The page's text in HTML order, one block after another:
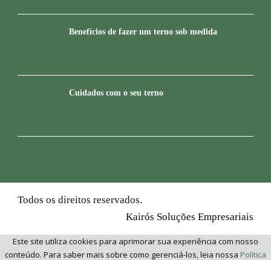
Benefícios de fazer um terno sob medida
Cuidados com o seu terno
Todos os direitos reservados.
Kairós Soluções Empresariais
Este site utiliza cookies para aprimorar sua experiência com nosso
conteúdo. Para saber mais sobre como gerenciá-los, leia nossa Política